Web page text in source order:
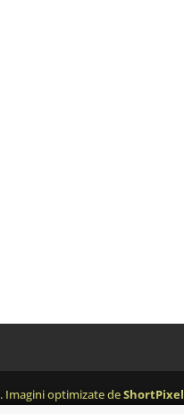
. Imagini optimizate deShortPixel